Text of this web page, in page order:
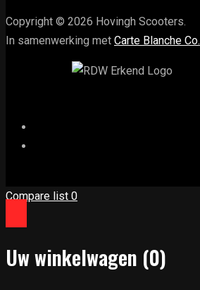
Copyright © 2026 Hovingh Scooters.
In samenwerking met Carte Blanche Co.
Compare list 0
Uw winkelwagen (0)